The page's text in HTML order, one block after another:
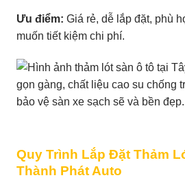
Ưu điểm: Giá rẻ, dễ lắp đặt, phù
muốn tiết kiệm chi phí.
Quy Trình Lắp Đặt Thảm
Thành Phát Auto